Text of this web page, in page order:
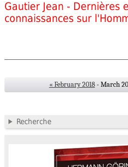
Gautier Jean - Dernières
connaissances sur
« February 2018- March
Recherche